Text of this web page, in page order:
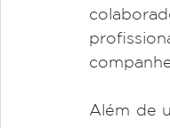
Além de